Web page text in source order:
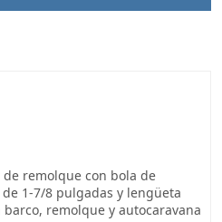
de remolque con bola de
1-7/8 pulgadas y lengüeta
barco, remolque y autocaravana